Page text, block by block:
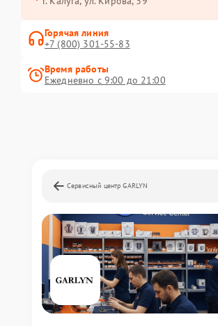
Горячая линия
+7 (800) 301-55-83
Время работы
Ежедневно с 9:00 до 21:00
Сервисный центр GARLYN